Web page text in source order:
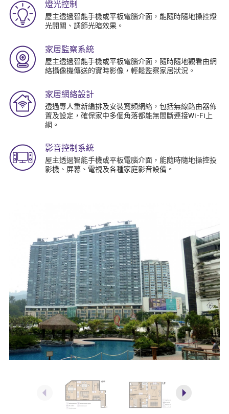
燈光控制
屋主透過智能手機或平板電腦介面，能隨時隨地操控燈
光開關、調節光暗效果。
家居監察系統
屋主透過智能手機或平板電腦介面，隨時隨地觀看由網
絡攝像機傳送的實時影像，輕鬆監察家居狀況。
家居網絡設計
透過專人重新編排及安裝寬頻網絡，包括無線路由器佈
置及設定，確保家中多個角落都能無間斷連接Wi-Fi上
網。
影音控制系統
屋主透過智能手機或平板電腦介面，能隨時隨地操控投
影機、屏幕、電視及各種家庭影音設備。